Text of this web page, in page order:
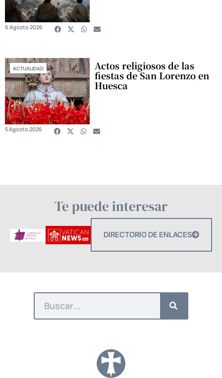
6 Agosto 2026
ACTUALIDAD Actos religiosos de las
fiestas de San Lorenzo en
Huesca
5 Agosto 2026
Te puede interesar
DIRECTORIO DE ENLACES